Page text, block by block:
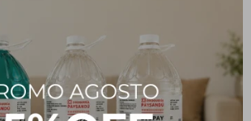
QUE TE PUEDEN INTERESAR